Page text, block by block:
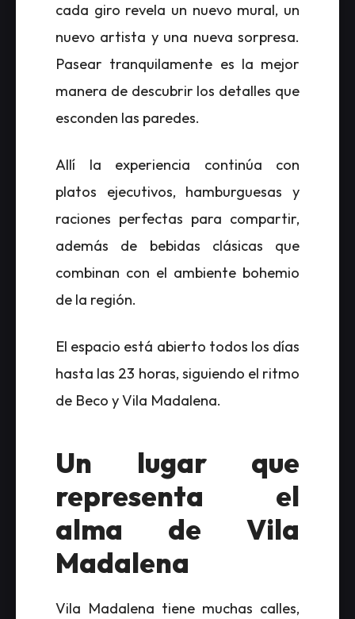
cada giro revela un nuevo mural, un
nuevo artista y una nueva sorpresa.
Pasear tranquilamente es la mejor
manera de descubrir los detalles que
esconden las paredes.
Allí la experiencia continúa con
platos ejecutivos, hamburguesas y
raciones perfectas para compartir,
además de bebidas clásicas que
combinan con el ambiente bohemio
de la región.
El espacio está abierto todos los días
hasta las 23 horas, siguiendo el ritmo
de Beco y Vila Madalena.
Un lugar que
representa el
alma de Vila
Madalena
Vila Madalena tiene muchas calles,